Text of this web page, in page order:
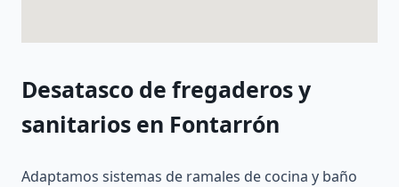
Desatasco de fregaderos y
sanitarios en Fontarrón
Adaptamos sistemas de ramales de cocina y baño